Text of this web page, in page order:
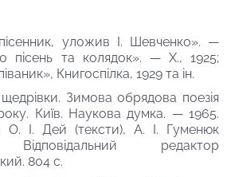
уложив І. Шевченко». —
пісень та колядок». — X., 1925;
Книгоспілка, 1929 та ін.
Зимова обрядова поезія
Київ. Наукова думка. — 1965.
О. І. Дей (тексти), А. І. Гуменюк
Відповідальний редактор
804 с.